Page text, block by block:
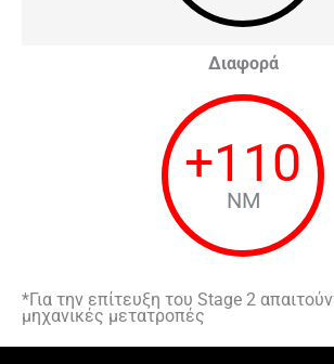
Διαφορά
+110
NM
*Για την επίτευξη του Stage 2
μηχανικές μετατροπές